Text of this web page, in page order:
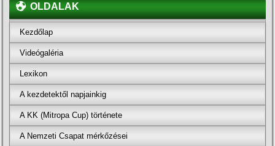
OLDALAK
Kezdőlap
Videógaléria
Lexikon
A kezdetektől napjainkig
A KK (Mitropa Cup) története
A Nemzeti Csapat mérkőzései